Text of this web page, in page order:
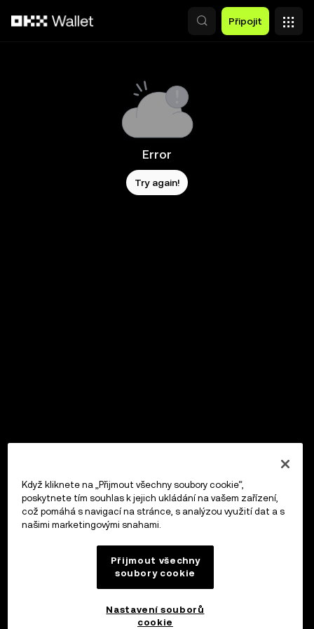
Připojit
Error
Try again!
Když kliknete na „Přijmout všechny soubory cookie“,
poskytnete tím souhlas k jejich ukládání na vašem zařízení,
což pomáhá s navigací na stránce, s analýzou využití dat a s
našimi marketingovými snahami.
Přijmout všechny
soubory cookie
Nastavení souborů
cookie